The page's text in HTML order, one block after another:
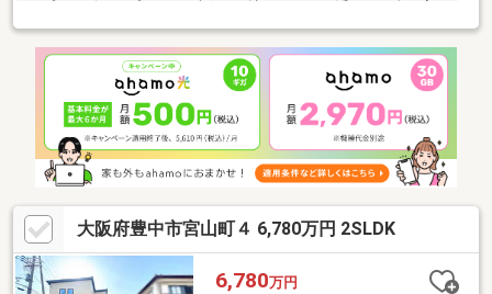
具・家電・引越代などにお使いください！■諸費用明細書はご内
覧時に持参致しますので何でもご質問ください。■ハウスエンテ
はお客様の味方で相談相手です。【おすすめポイント】①阪急宝
塚線.「石橋阪大前」駅…徒歩9分②令和8年4月リフォーム済み
【周辺施設】●サンディ石橋店…徒歩約7分●池田市立北.豊島小学
校…徒歩約7分●池田.市立北豊島小学校…徒歩約14分●宣真こども
園…徒歩約8分
大阪府豊中市宮山町４ 6,780万円 2SLDK
6,780万円